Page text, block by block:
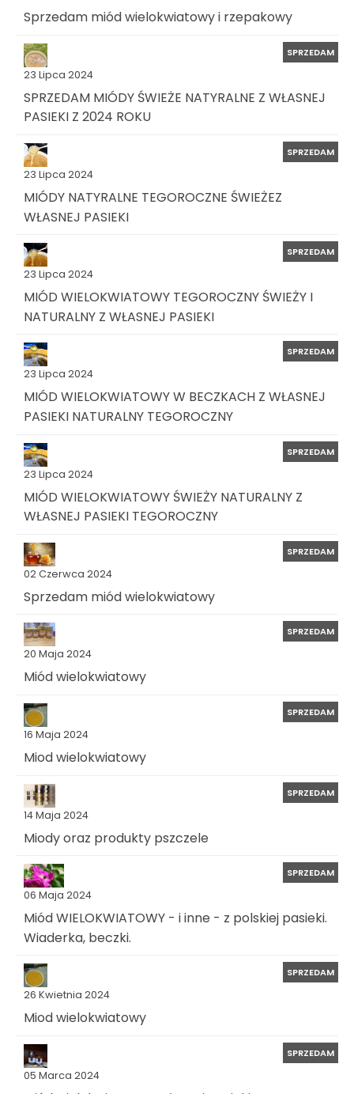
Sprzedam miód wielokwiatowy i rzepakowy
23 Lipca 2024
SPRZEDAM
SPRZEDAM MIÓDY ŚWIEŻE NATYRALNE Z WŁASNEJ
PASIEKI Z 2024 ROKU
23 Lipca 2024
SPRZEDAM
MIÓDY NATYRALNE TEGOROCZNE ŚWIEŻEZ
WŁASNEJ PASIEKI
23 Lipca 2024
SPRZEDAM
MIÓD WIELOKWIATOWY TEGOROCZNY ŚWIEŻY I
NATURALNY Z WŁASNEJ PASIEKI
23 Lipca 2024
SPRZEDAM
MIÓD WIELOKWIATOWY W BECZKACH Z WŁASNEJ
PASIEKI NATURALNY TEGOROCZNY
23 Lipca 2024
SPRZEDAM
MIÓD WIELOKWIATOWY ŚWIEŻY NATURALNY Z
WŁASNEJ PASIEKI TEGOROCZNY
02 Czerwca 2024
SPRZEDAM
Sprzedam miód wielokwiatowy
20 Maja 2024
SPRZEDAM
Miód wielokwiatowy
16 Maja 2024
SPRZEDAM
Miod wielokwiatowy
14 Maja 2024
SPRZEDAM
Miody oraz produkty pszczele
06 Maja 2024
SPRZEDAM
Miód WIELOKWIATOWY - i inne - z polskiej pasieki.
Wiaderka, beczki.
26 Kwietnia 2024
SPRZEDAM
Miod wielokwiatowy
05 Marca 2024
SPRZEDAM